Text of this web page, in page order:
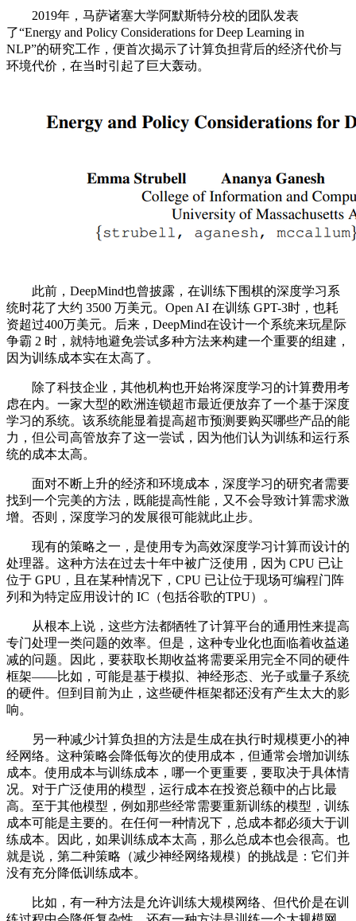
2019年，马萨诸塞大学阿默斯特分校的团队发表
了“Energy and Policy Considerations for Deep Learning in
NLP”的研究工作，便首次揭示了计算负担背后的经济代价与
环境代价，在当时引起了巨大轰动。
此前，DeepMind也曾披露，在训练下围棋的深度学习系
统时花了大约 3500 万美元。Open AI 在训练 GPT-3时，也耗
资超过400万美元。后来，DeepMind在设计一个系统来玩星际
争霸 2 时，就特地避免尝试多种方法来构建一个重要的组建，
因为训练成本实在太高了。
除了科技企业，其他机构也开始将深度学习的计算费用考
虑在内。一家大型的欧洲连锁超市最近便放弃了一个基于深度
学习的系统。该系统能显着提高超市预测要购买哪些产品的能
力，但公司高管放弃了这一尝试，因为他们认为训练和运行系
统的成本太高。
面对不断上升的经济和环境成本，深度学习的研究者需要
找到一个完美的方法，既能提高性能，又不会导致计算需求激
增。否则，深度学习的发展很可能就此止步。
现有的策略之一，是使用专为高效深度学习计算而设计的
处理器。这种方法在过去十年中被广泛使用，因为 CPU 已让
位于 GPU，且在某种情况下，CPU 已让位于现场可编程门阵
列和为特定应用设计的 IC（包括谷歌的TPU）。
从根本上说，这些方法都牺牲了计算平台的通用性来提高
专门处理一类问题的效率。但是，这种专业化也面临着收益递
减的问题。因此，要获取长期收益将需要采用完全不同的硬件
框架——比如，可能是基于模拟、神经形态、光子或量子系统
的硬件。但到目前为止，这些硬件框架都还没有产生太大的影
响。
另一种减少计算负担的方法是生成在执行时规模更小的神
经网络。这种策略会降低每次的使用成本，但通常会增加训练
成本。使用成本与训练成本，哪一个更重要，要取决于具体情
况。对于广泛使用的模型，运行成本在投资总额中的占比最
高。至于其他模型，例如那些经常需要重新训练的模型，训练
成本可能是主要的。在任何一种情况下，总成本都必须大于训
练成本。因此，如果训练成本太高，那么总成本也会很高。也
就是说，第二种策略（减少神经网络规模）的挑战是：它们并
没有充分降低训练成本。
比如，有一种方法是允许训练大规模网络、但代价是在训